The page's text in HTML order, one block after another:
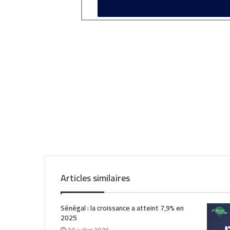
Articles similaires
Sénégal : la croissance a atteint 7,9% en
2025